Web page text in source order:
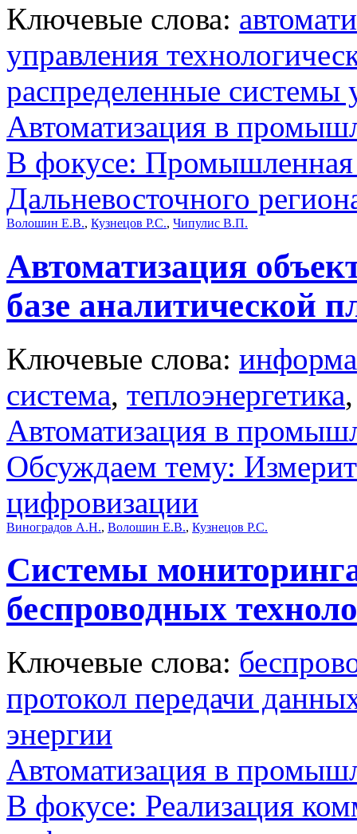
Ключевые слова:
управления
распределенные системы
Автоматизация в
В фокусе: Промышленная
Дальневосточного
Волошин Е.В., Кузнецов Р.С., Чипулис В.П.
Автоматизация
базе аналитической
Ключевые слова:
система, теплоэнергетика
Автоматизация в
Обсуждаем тему:
цифровизации
Виноградов А.Н., Волошин Е.В., Кузнецов Р.С.
Системы
беспроводных
Ключевые слова:
протокол передачи
энергии
Автоматизация в
В фокусе: Реализация